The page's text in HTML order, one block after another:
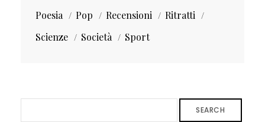
Poesia
Pop Recensioni
Ritratti
Scienze
Società Sport
SEARCH